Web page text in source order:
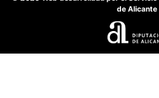
de Alicante